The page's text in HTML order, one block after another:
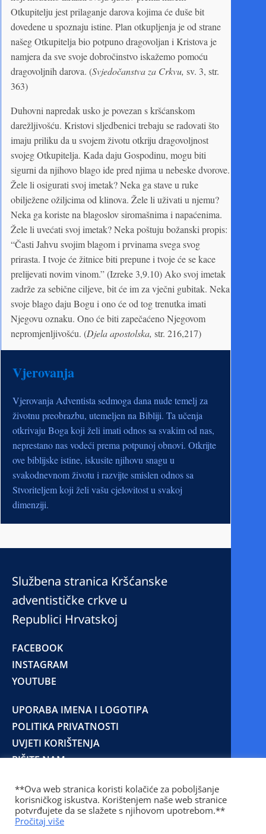
Otkupitelju jest prilaganje darova kojima će duše bit
dovedene u spoznaju istine. Plan otkupljenja je od strane
našeg Otkupitelja bio potpuno dragovoljan i Kristova je
namjera da sve svoje dobročinstvo iskažemo pomoću
dragovoljnih darova. (Svjedočanstva za Crkvu, sv. 3, str.
363)
Duhovni napredak usko je povezan s kršćanskom
darežljivošću. Kristovi sljedbenici trebaju se radovati što
imaju priliku da u svojem životu otkriju dragovoljnost
svojeg Otkupitelja. Kada daju Gospodinu, mogu biti
sigurni da njihovo blago ide pred njima u nebeske dvorove.
Žele li osigurati svoj imetak? Neka ga stave u ruke
obilježene ožiljcima od klinova. Žele li uživati u njemu?
Neka ga koriste na blagoslov siromašnima i napaćenima.
Žele li uvećati svoj imetak? Neka poštuju božanski propis:
“Časti Jahvu svojim blagom i prvinama svega svog
prirasta. I tvoje će žitnice biti prepune i tvoje će se kace
prelijevati novim vinom.” (Izreke 3,9.10) Ako svoj imetak
zadrže za sebične ciljeve, bit će im za vječni gubitak. Neka
svoje blago daju Bogu i ono će od tog trenutka imati
Njegovu oznaku. Ono će biti zapečaćeno Njegovom
nepromjenljivošću. (Djela apostolska, str. 216,217)
Vjerovanja
Vjerovanja Adventista sedmoga dana nude temelj za
životnu preobrazbu, utemeljen na Bibliji. Ta učenja
otkrivaju Boga koji želi imati odnos sa svakim od nas,
neprestano nas vodeći prema potpunoj obnovi. Otkrijte
ove biblijske istine, iskusite njihovu snagu u
svakodnevnom životu i razvijte smislen odnos sa
Stvoriteljem koji želi vašu cjelovitost u svakoj
dimenziji.
Službena stranica Kršćanske
adventističke crkve u
Republici Hrvatskoj
FACEBOOK
INSTAGRAM
YOUTUBE
UPORABA IMENA I LOGOTIPA
POLITIKA PRIVATNOSTI
UVJETI KORIŠTENJA
PIŠITE NAM
© 2025 Copyright © 2023 Kršćanska adventistička
crkva u Republici Hrvatskoj
Prilaz Gjure Deželića 77 Zagreb 10000 Hrvatska 01
**Ova web stranica koristi kolačiće za poboljšanje
korisničkog iskustva. Korištenjem naše web stranice
potvrđujete da se slažete s njihovom upotrebom.**
Pročitaj više